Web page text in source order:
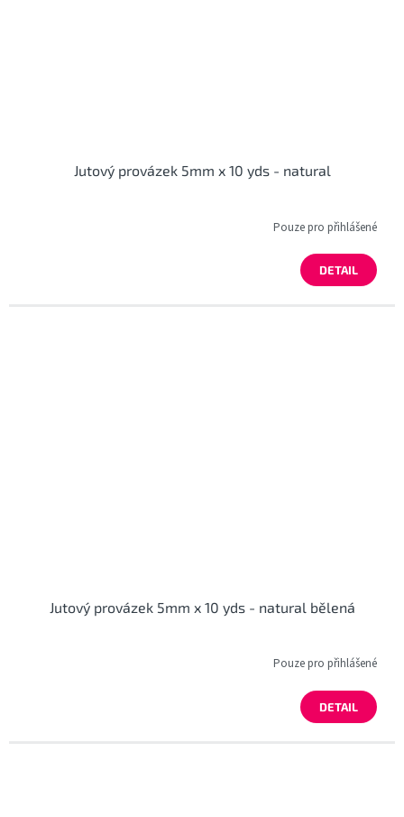
Jutový provázek 5mm x 10 yds - natural
Pouze pro přihlášené
DETAIL
Jutový provázek 5mm x 10 yds - natural bělená
Pouze pro přihlášené
DETAIL